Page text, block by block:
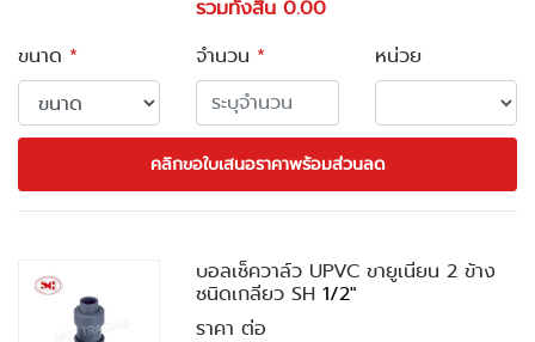
รวมทั้งสิ้น 0.00
ขนาด * จำนวน * หน่วย
คลิกขอใบเสนอราคาพร้อมส่วนลด
บอลเช็ควาล์ว UPVC ขายูเนียน 2 ข้าง
ชนิดเกลียว SH1/2"
ราคา ต่อ